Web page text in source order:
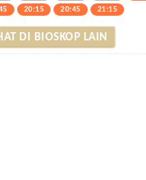
20:15 20:45 21:15
DI BIOSKOP LAIN